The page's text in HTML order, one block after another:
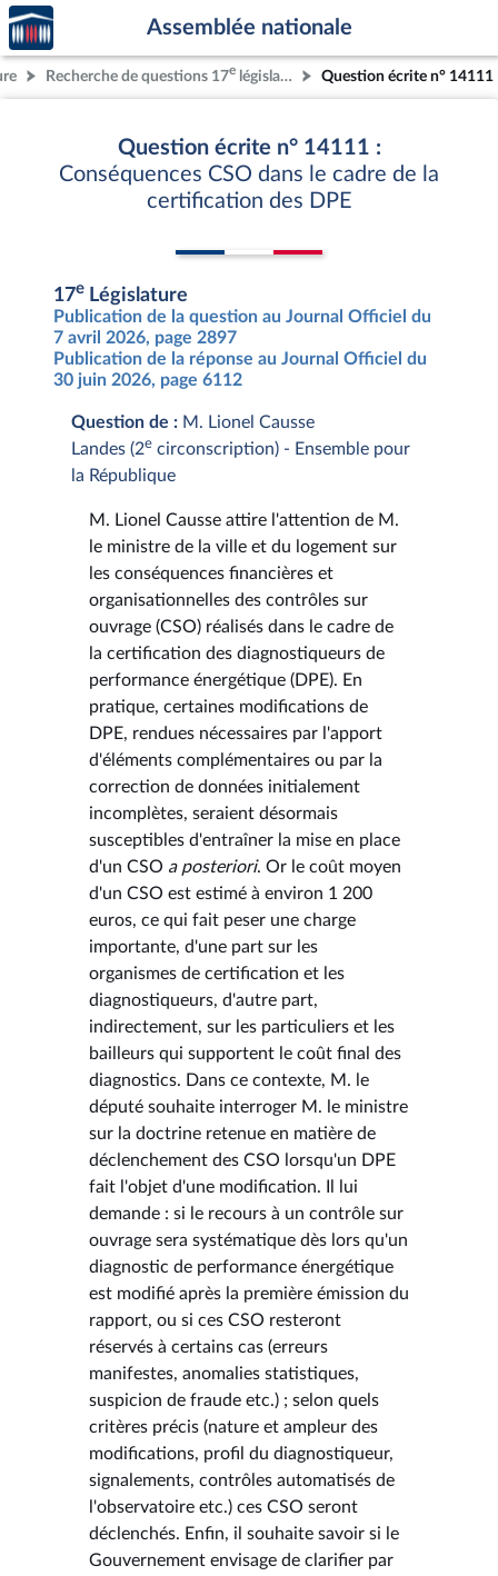
Aller au contenu
Aller en bas de la page
Accèder
à la
page
d'accueil
Assemblée nationale
Recherche de questions 17e législature Question écrite n° 14111
Question écrite n° 14111 :
Conséquences CSO dans le cadre de la
certification des DPE
17e Législature
Publication de la question au Journal Officiel du
7 avril 2026, page 2897
Publication de la réponse au Journal Officiel du
30 juin 2026, page 6112
Question de : M. Lionel Causse
Landes (2e circonscription) - Ensemble pour
la République
M. Lionel Causse attire l'attention de M.
le ministre de la ville et du logement sur
les conséquences financières et
organisationnelles des contrôles sur
ouvrage (CSO) réalisés dans le cadre de
la certification des diagnostiqueurs de
performance énergétique (DPE). En
pratique, certaines modifications de
DPE, rendues nécessaires par l'apport
d'éléments complémentaires ou par la
correction de données initialement
incomplètes, seraient désormais
susceptibles d'entraîner la mise en place
d'un CSO a posteriori. Or le coût moyen
d'un CSO est estimé à environ 1 200
euros, ce qui fait peser une charge
importante, d'une part sur les
organismes de certification et les
diagnostiqueurs, d'autre part,
indirectement, sur les particuliers et les
bailleurs qui supportent le coût final des
diagnostics. Dans ce contexte, M. le
député souhaite interroger M. le ministre
sur la doctrine retenue en matière de
déclenchement des CSO lorsqu'un DPE
fait l'objet d'une modification. Il lui
demande : si le recours à un contrôle sur
ouvrage sera systématique dès lors qu'un
diagnostic de performance énergétique
est modifié après la première émission du
rapport, ou si ces CSO resteront
réservés à certains cas (erreurs
manifestes, anomalies statistiques,
suspicion de fraude etc.) ; selon quels
critères précis (nature et ampleur des
modifications, profil du diagnostiqueur,
signalements, contrôles automatisés de
l'observatoire etc.) ces CSO seront
déclenchés. Enfin, il souhaite savoir si le
Gouvernement envisage de clarifier par